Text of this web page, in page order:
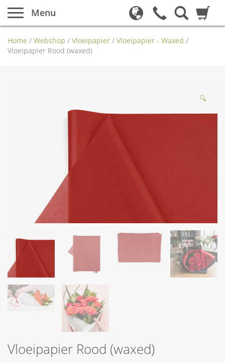
Menu
Home / Webshop / Vloeipapier / Vloeipapier - Waxed /
Vloeipapier Rood (waxed)
🔍
Vloeipapier Rood (waxed)